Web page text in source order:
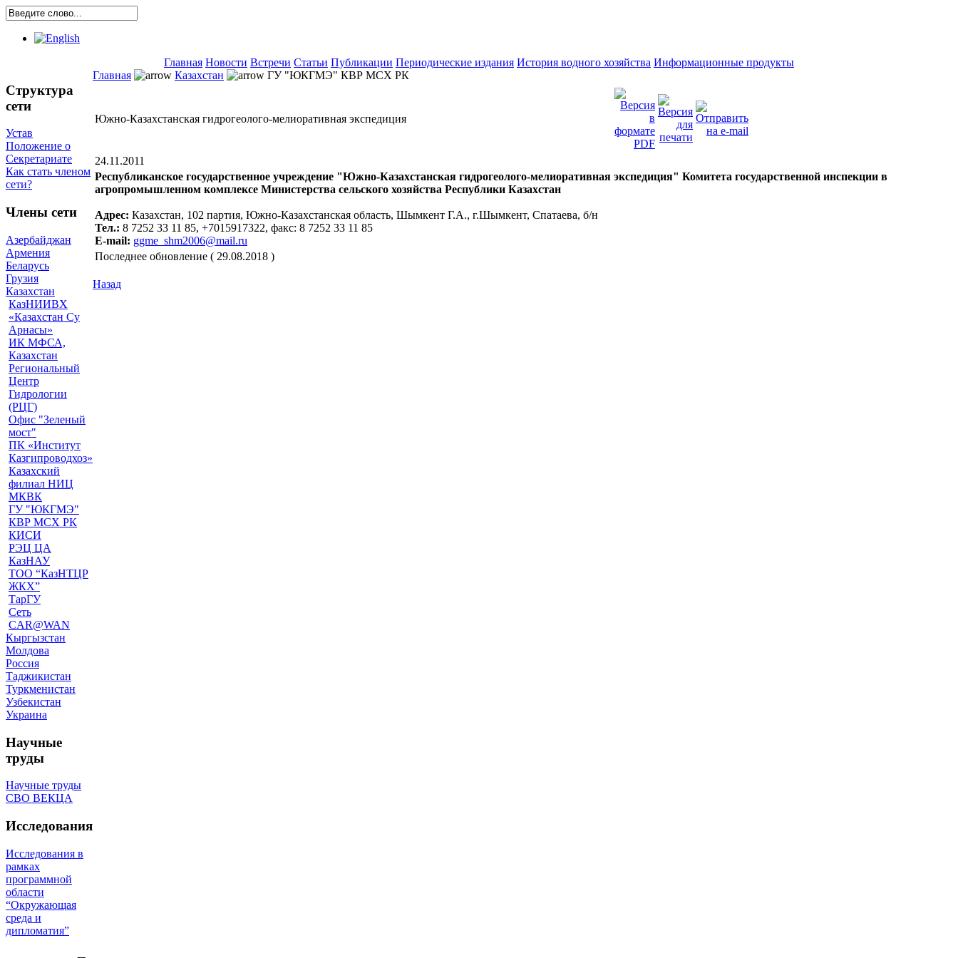
Главная Новости Встречи Статьи Публикации Периодические издания История водного хозяйства Информационные продукты
Структура
сети
Устав
Положение о
Секретариате
Как стать членом
сети?
Члены сети
Азербайджан
Армения
Беларусь
Грузия
Казахстан
КазНИИВХ
«Казахстан Су
Арнасы»
ИК МФСА,
Казахстан
Региональный
Центр
Гидрологии
(РЦГ)
Офис "Зеленый
мост"
ПК «Институт
Казгипроводхоз»
Казахский
филиал НИЦ
МКВК
ГУ "ЮКГМЭ"
КВР МСХ РК
КИСИ
РЭЦ ЦА
КазНАУ
ТОО “КазНТЦР
ЖКХ”
ТарГУ
Сеть
CAR@WAN
Кыргызстан
Молдова
Россия
Таджикистан
Туркменистан
Узбекистан
Украина
Научные
труды
Научные труды
СВО ВЕКЦА
Исследования
Исследования в
рамках
программной
области
“Окружающая
среда и
дипломатия”
Главная Казахстан ГУ "ЮКГМЭ" КВР МСХ РК
Южно-Казахстанская гидрогеолого-мелиоративная экспедиция
24.11.2011
Республиканское государственное учреждение "Южно-Казахстанская гидрогеолого-мелиоративная экспедиция" Комитета государственной инспекции в
агропромышленном комплексе Министерства сельского хозяйства Республики Казахстан
Адрес: Казахстан, 102 партия, Южно-Казахстанская область, Шымкент Г.А., г.Шымкент, Спатаева, б/н
Тел.: 8 7252 33 11 85, +7015917322, факс: 8 7252 33 11 85
E-mail: ggme_shm2006@mail.ru
Последнее обновление ( 29.08.2018 )
Назад